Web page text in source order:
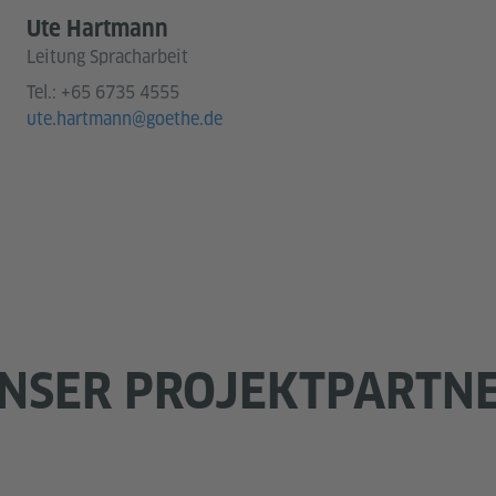
Ute Hartmann
Leitung Spracharbeit
Tel.: +65 6735 4555
ute.hartmann@goethe.de